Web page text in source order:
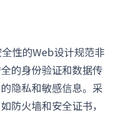
性的Web设计规范非
的身份验证和数据传
隐私和敏感信息。采
防火墙和安全证书，